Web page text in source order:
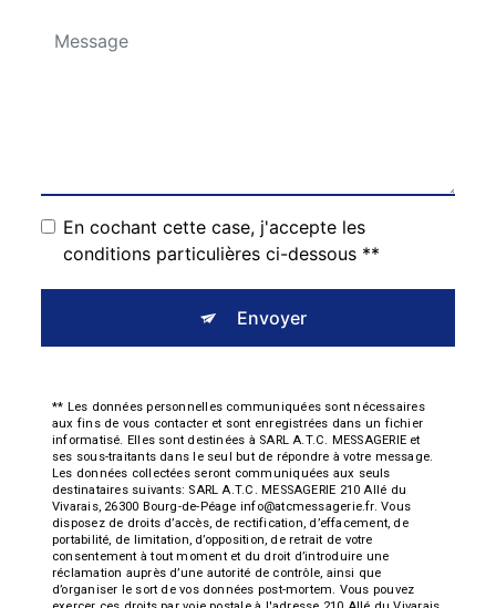
En cochant cette case, j'accepte les
conditions particulières ci-dessous **
Envoyer
** Les données personnelles communiquées sont nécessaires
aux fins de vous contacter et sont enregistrées dans un fichier
informatisé. Elles sont destinées à SARL A.T.C. MESSAGERIE et
ses sous-traitants dans le seul but de répondre à votre message.
Les données collectées seront communiquées aux seuls
destinataires suivants: SARL A.T.C. MESSAGERIE 210 Allé du
Vivarais, 26300 Bourg-de-Péage info@atcmessagerie.fr. Vous
disposez de droits d’accès, de rectification, d’effacement, de
portabilité, de limitation, d’opposition, de retrait de votre
consentement à tout moment et du droit d’introduire une
réclamation auprès d’une autorité de contrôle, ainsi que
d’organiser le sort de vos données post-mortem. Vous pouvez